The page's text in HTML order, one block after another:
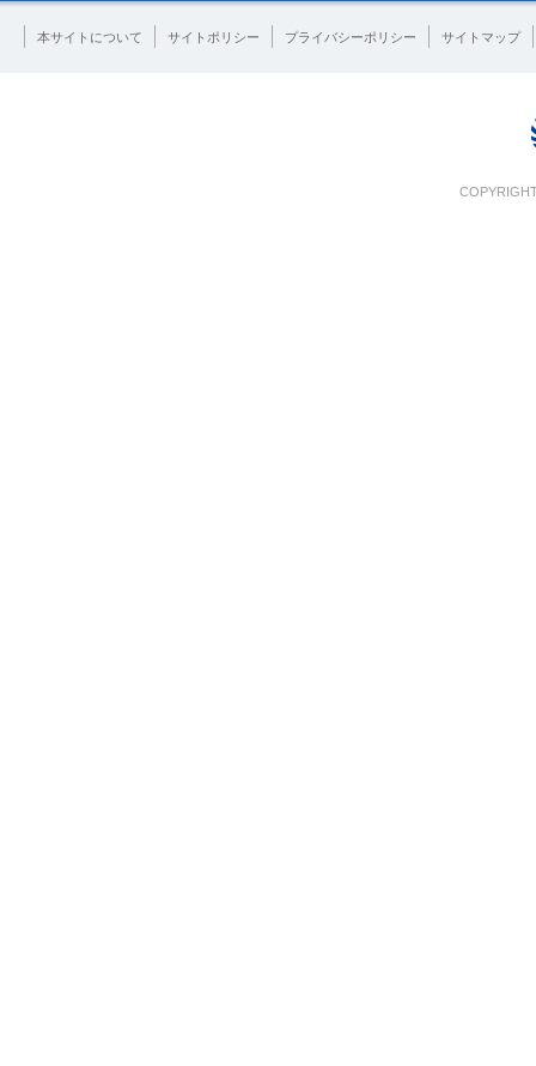
本サイトについて サイトポリシー プライバシーポリシー サイトマップ